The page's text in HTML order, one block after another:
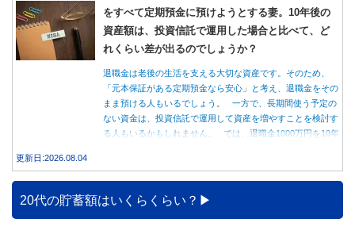
をすべて定期預金に預けようとする妻。10年後の
資産額は、投資信託で運用した場合と比べて、ど
れくらい差が出るのでしょうか？
退職金は老後の生活を支える大切な資産です。そのため、
「元本保証がある定期預金なら安心」と考え、退職金をその
まま預ける人もいるでしょう。 一方で、長期間使う予定の
ない資金は、投資信託で運用して資産を増やすことを検討す
る人もいるかもしれません。 では、退職金1000万円を10年
レーションします。
更新日:2026.08.04
20代の貯蓄額はいくらくらい？